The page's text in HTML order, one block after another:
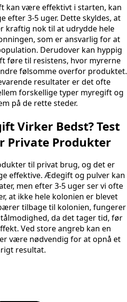
kan være effektivt i starten, kan
efter 3-5 uger. Dette skyldes, at
kraftig nok til at udrydde hele
som er ansvarlig for at
Derudover kan hyppig
føre til resistens, hvor myrerne
følsomme overfor produktet.
resultater er det ofte
forskellige typer myregift og
på de rette steder.
Virker Bedst? Test
Private Produkter
til privat brug, og det er
effektive. Ædegift og pulver kan
men efter 3-5 uger ser vi ofte
at ikke hele kolonien er blevet
tilbage til kolonien, fungerer
da det tager tid, før
Ved store angreb kan en
være nødvendig for at opnå et
resultat.